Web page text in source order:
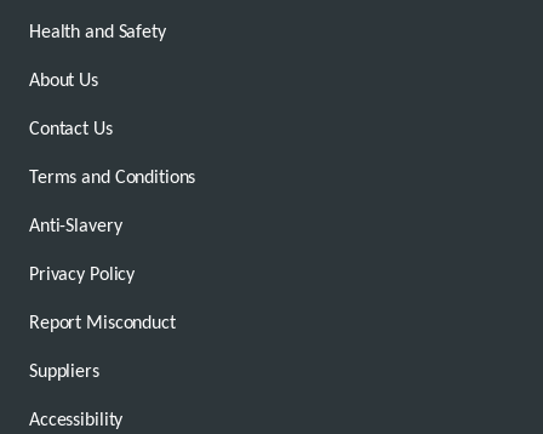
Health and Safety
About Us
Contact Us
Terms and Conditions
Anti-Slavery
Privacy Policy
Report Misconduct
Suppliers
Accessibility